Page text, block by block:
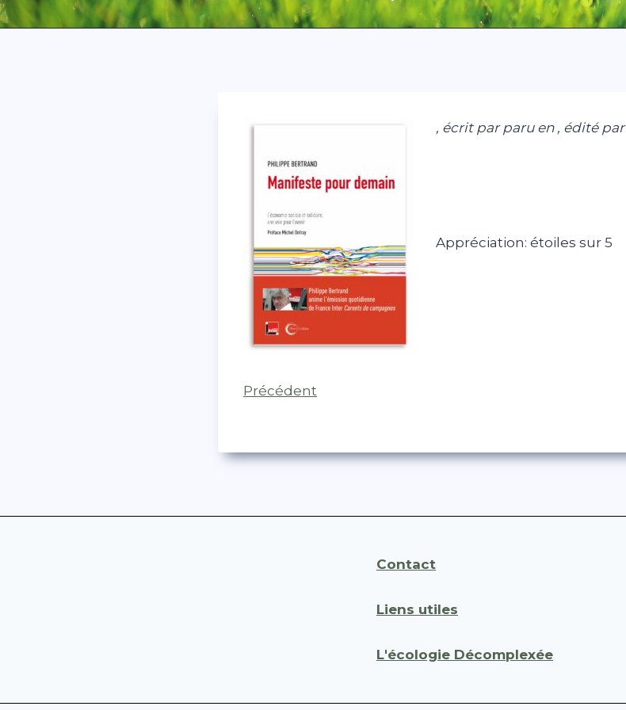
, écrit par paru en , édité par
Appréciation: étoiles sur 5
Précédent
Contact
Liens utiles
L'écologie Décomplexée